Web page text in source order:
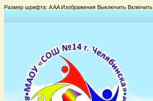
Размер шрифта: AAAИзображения Выключить Включить